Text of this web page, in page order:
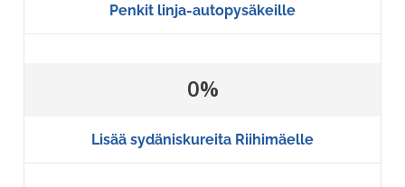
Penkit linja-autopysäkeille
Lisää sydäniskureita Riihimäelle
0%